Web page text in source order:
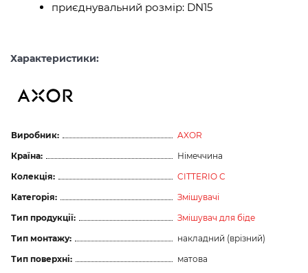
приєднувальний розмір: DN15
Характеристики:
Виробник:
AXOR
Країна:
Німеччина
Колекція:
CITTERIO C
Категорія:
Змішувачі
Тип продукції:
Змішувач для біде
Тип монтажу:
накладний (врізний)
Тип поверхні:
матова